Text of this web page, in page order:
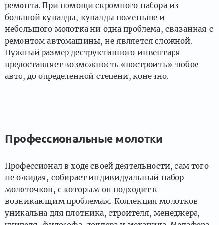
ремонта. При помощи скромного набора из
большой кувалды, кувалды поменьше и
небольшого молотка ни одна проблема, связанная с
ремонтом автомашины, не является сложной.
Нужный размер деструктивного инвентаря
предоставляет возможность «построить» любое
авто, до определенной степени, конечно.
Профессиональные молотки
Профессионал в ходе своей деятельности, сам того
не ожидая, собирает индивидуальный набор
молоточков, с которым он подходит к
возникающим проблемам. Коллекция молотков
уникальна для плотника, строителя, менеджера,